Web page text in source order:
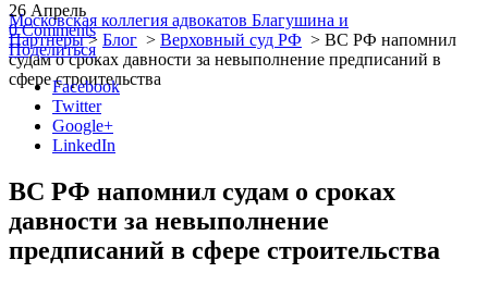
Московская коллегия адвокатов Благушина и
Партнеры> Блог > Верховный суд РФ > ВС РФ напомнил
судам о сроках давности за невыполнение предписаний в
сфере строительства
26 Апрель
0 Comments
Поделиться
Facebook
Twitter
Google+
LinkedIn
ВС РФ напомнил судам о сроках
давности за невыполнение
предписаний в сфере строительства